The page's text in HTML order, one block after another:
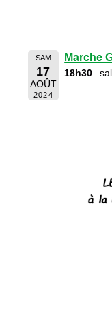
SAM
17
AOÛT
2024
Marche
18h30